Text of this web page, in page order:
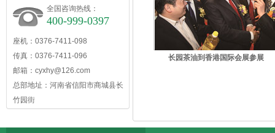
全国咨询热线：
400-999-0397
座机：0376-7411-098
传真：0376-7411-096
邮箱： cyxhy@126.com
总部地址：河南省信阳市商城县长
竹园街
长园茶油到香港国际会展参展